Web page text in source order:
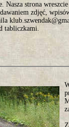
Nasza strona
zdjęć,
tabliczkami.